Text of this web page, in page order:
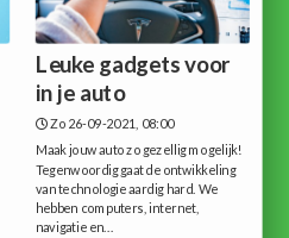
Leuke gadgets voor
in je auto
Zo 26-09-2021, 08:00
Maak jouw auto zo gezellig mogelijk!
Tegenwoordig gaat de ontwikkeling
van technologie aardig hard. We
hebben computers, internet,
navigatie en...